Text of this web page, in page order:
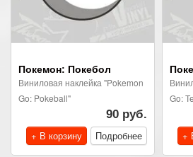
Покемон: Покебол
Виниловая наклейка "Pokemon
Go: Pokeball"
90 руб.
+ В корзину
Подробнее
Go:
+